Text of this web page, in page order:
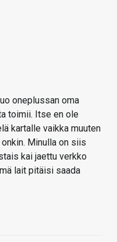
oneplussan oma
toimii. Itse en ole
kartalle vaikka muuten
Minulla on siis
kai jaettu verkko
lait pitäisi saada